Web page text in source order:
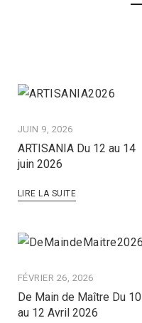
JUIN 9, 2026
ARTISANIA Du 12 au 14
juin 2026
LIRE LA SUITE
FÉVRIER 26, 2026
De Main de Maître Du 10
au 12 Avril 2026